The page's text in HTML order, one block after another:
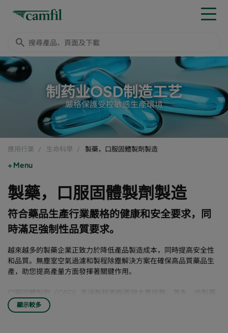
制药业OSD制造工艺
嚴格保護受控敏感生產環境
應用行業 生命科學 製藥，口服固體製劑製造
Menu
製藥，口服固體製劑製造
符合藥品生產行業嚴格的健康和安全要求，同
時滿足強制性品質要求。
越來越多的製藥企業正致力於降低產品製造成本，同時提高安全性
和品質。無塵室空氣過濾和製程除塵解決方案在確保高品質藥品生
產，助您提高產量方面發揮著關鍵作用。
口服固體製劑（OSD）潔淨製程面臨兩個主要挑戰。首先，仿製藥
市場要求製造企業變得更加靈活和高效。這些設施的過濾系統採用
更長壽命的濾網，能夠減少能耗和設備停機時間，從而降低運營成
顯示較多